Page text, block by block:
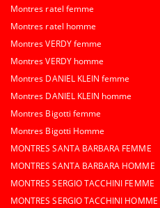
Montres ratel femme
Montres ratel homme
Montres VERDY femme
Montres VERDY homme
Montres DANIEL KLEIN femme
Montres DANIEL KLEIN homme
Montres Bigotti femme
Montres Bigotti Homme
MONTRES SANTA BARBARA FEMME
MONTRES SANTA BARBARA HOMME
MONTRES SERGIO TACCHINI FEMME
MONTRES SERGIO TACCHINI HOMME